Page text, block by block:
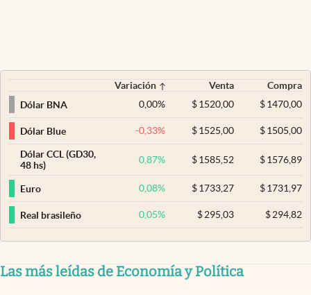
Variación Venta
Compra
Dólar BNA
0,00% $ 1520,00 $1470,00
Dólar Blue -0,33% $ 1525,00 $1505,00
Dólar CCL (GD30,
48 hs)
0,87% $ 1585,52 $1576,89
Euro 0,08% $ 1733,27 $1731,97
Real brasileño 0,05% $295,03 $294,82
Las más leídas de Economía y Política